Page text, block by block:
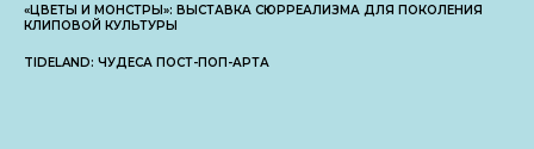
«ЦВЕТЫ И МОНСТРЫ»: ВЫСТАВКА СЮРРЕАЛИЗМА ДЛЯ ПОКОЛЕНИЯ
КЛИПОВОЙ КУЛЬТУРЫ
TIDELAND: ЧУДЕСА ПОСТ-ПОП-АРТА